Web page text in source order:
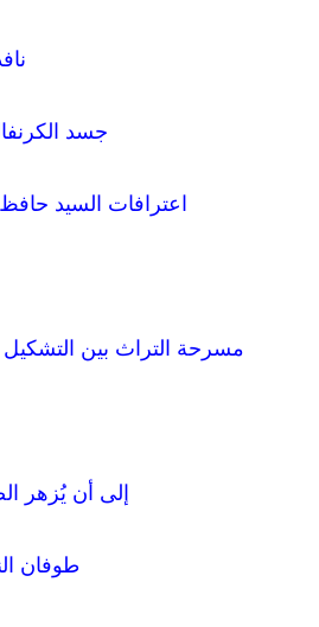
جسد
اعترافات السيد
مسرحة التراث بين
إلى أن يُزهر
طوفان